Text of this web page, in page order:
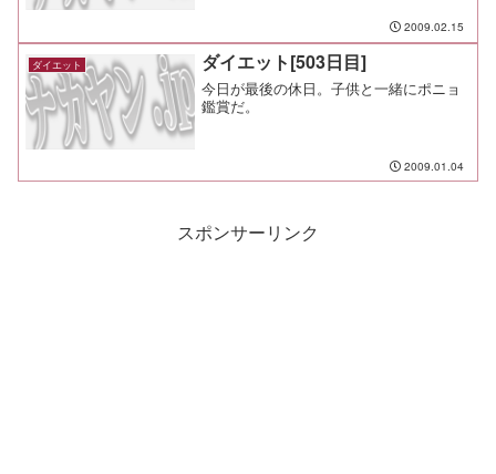
2009.02.15
ダイエット ダイエット[503日目]
今日が最後の休日。子供と一緒にポニョ
鑑賞だ。
2009.01.04
スポンサーリンク